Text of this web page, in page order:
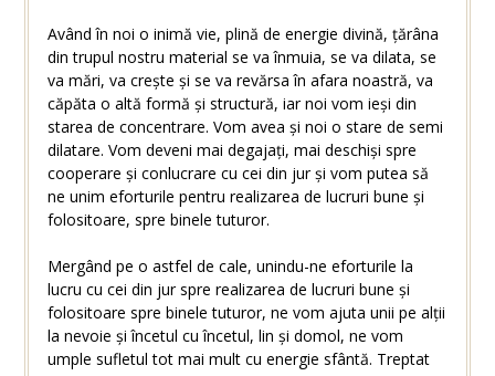
Având în noi o inimă vie, plină de energie divină, țărâna
din trupul nostru material se va înmuia, se va dilata, se
va mări, va crește și se va revărsa în afara noastră, va
căpăta o altă formă și structură, iar noi vom ieși din
starea de concentrare. Vom avea și noi o stare de semi
dilatare. Vom deveni mai degajați, mai deschiși spre
cooperare și conlucrare cu cei din jur și vom putea să
ne unim eforturile pentru realizarea de lucruri bune și
folositoare, spre binele tuturor.
Mergând pe o astfel de cale, unindu-ne eforturile la
lucru cu cei din jur spre realizarea de lucruri bune și
folositoare spre binele tuturor, ne vom ajuta unii pe alții
la nevoie și încetul cu încetul, lin și domol, ne vom
umple sufletul tot mai mult cu energie sfântă. Treptat